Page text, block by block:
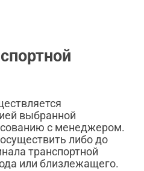
выбранной
с менеджером.
либо до
транспортной
или близлежащего.